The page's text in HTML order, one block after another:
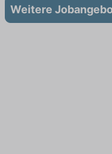
Weitere